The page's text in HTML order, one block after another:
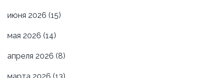
июня 2026 (15)
мая 2026 (14)
апреля 2026 (8)
марта 2026 (13)